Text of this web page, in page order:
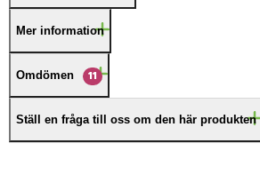
Mer information
Omdömen 11
Ställ en fråga till oss om den här produkten